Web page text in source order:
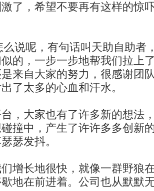
了，希望不要再有这样的惊
么说呢，有句话叫天助自助者
的，一步一步地帮我们拉上
来自大家的努力，很感谢团
了太多的心血和汗水。
，大家也有了许多新的想法
撞中，产生了许许多多创新
瑟发抖。
增长地很快，就像一群野狼
地在前进着。公司也从默默